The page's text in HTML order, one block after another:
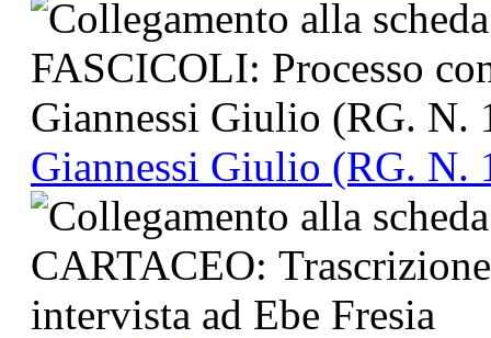
Giannessi Giulio (RG. N.